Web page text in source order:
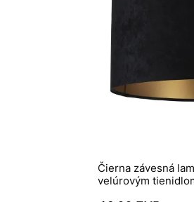
Čierna závesná
velúrovým